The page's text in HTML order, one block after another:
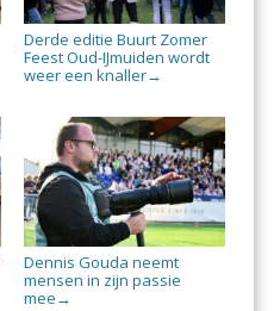
Derde editie Buurt Zomer
Feest Oud-IJmuiden wordt
weer een knaller→
Dennis Gouda neemt
mensen in zijn passie
mee →